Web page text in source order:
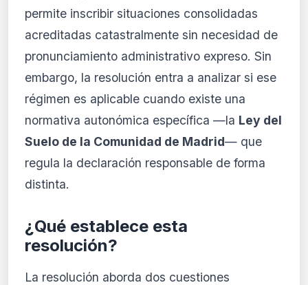
permite inscribir situaciones consolidadas
acreditadas catastralmente sin necesidad de
pronunciamiento administrativo expreso. Sin
embargo, la resolución entra a analizar si ese
régimen es aplicable cuando existe una
normativa autonómica específica —la Ley del
Suelo de la Comunidad de Madrid— que
regula la declaración responsable de forma
distinta.
¿Qué establece esta
resolución?
La resolución aborda dos cuestiones